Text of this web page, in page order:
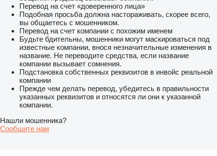
Перевод на счет «доверенного лица»
Подобная просьба должна настораживать, скорее всего,
вы общаетесь с мошенником.
Перевод на счет компании с похожим именем
Будьте бдительны, мошенники могут маскироваться под
известные компании, внося незначительные изменения в
название. Не переводите средства, если название
компании вызывает сомнения.
Подстановка собственных реквизитов в инвойс реальной
компании
Прежде чем делать перевод, убедитесь в правильности
указанных реквизитов и относятся ли они к указанной
компании.
Нашли мошенника?
Сообщите нам